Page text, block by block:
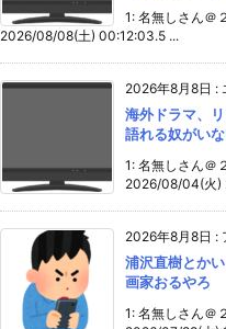
1: 名無しさん＠
2026/08/08(土) 00:12:03.5 ...
2026年8月8日 :
海外ドラマ、
語れる奴がい
1: 名無しさん＠
2026/08/04(火)
2026年8月8日 :
浦沢直樹とか
画家おるやろ
1: 名無しさん＠